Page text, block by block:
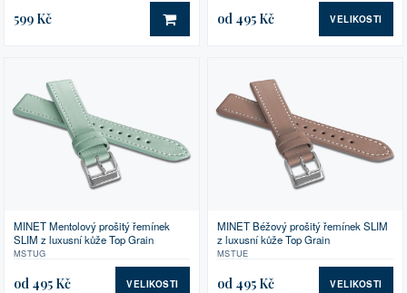
599 Kč DO KOŠÍKU
od 495 Kč VELIKOSTI
MINET Mentolový prošitý řemínek
SLIM z luxusní kůže Top Grain
MSTUG
od 495 Kč VELIKOSTI
MINET Béžový prošitý řemínek SLIM
z luxusní kůže Top Grain
MSTUE
od 495 Kč VELIKOSTI